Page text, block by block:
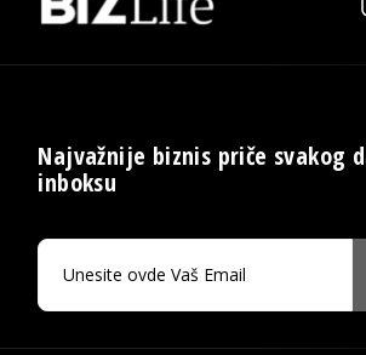
Najvažnije biznis priče svakog
inboksu